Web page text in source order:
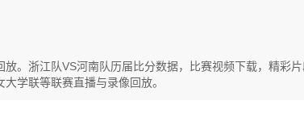
。浙江队VS河南队历届比分数据，比赛视频下载，精彩
学联等联赛直播与录像回放。